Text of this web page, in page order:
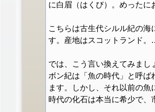
に白眉（はくび）。めったに
こちらは古生代シルル紀の
す。産地はスコットランド
では、こう言い換えてみま
ボン紀は「魚の時代」と呼ば
ます。しかし、それ以前の
時代の化石は本当に希少で、